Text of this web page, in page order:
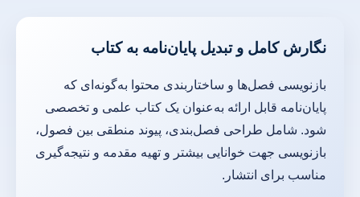
نگارش کامل و تبدیل پایان‌نامه به کتاب
بازنویسی فصل‌ها و ساختاربندی محتوا به‌گونه‌ای که
پایان‌نامه قابل ارائه به‌عنوان یک کتاب علمی و تخصصی
شود. شامل طراحی فصل‌بندی، پیوند منطقی بین فصول،
بازنویسی جهت خوانایی بیشتر و تهیه مقدمه و نتیجه‌گیری
مناسب برای انتشار.